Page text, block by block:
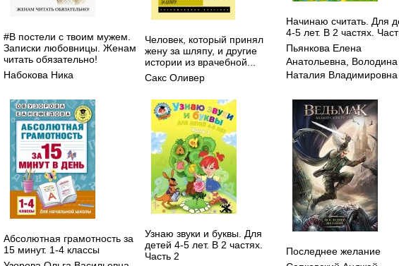
#В постели с твоим мужем.
Записки любовницы. Женам
читать обязательно!
Набокова Ника
Человек, который принял
жену за шляпу, и другие
истории из врачебной...
Сакс Оливер
Начинаю считать. Для
4-5 лет. В 2 частях.
Пьянкова Елена
Анатольевна
Володина
Наталия Владимировна
Абсолютная грамотность за
15 минут. 1-4 классы
Узнаю звуки и буквы. Для
детей 4-5 лет. В 2 частях.
Часть 2
Последнее желание